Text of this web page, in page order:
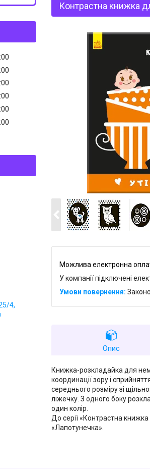
Контрастна книжка
У компанії підключені
Опис
Книжка-розкладайка для
координації зору і
середнього розміру зі
ліжечку. З одного боку
один колір.
До серії «Контрастна
«Лапотунечка».
4,